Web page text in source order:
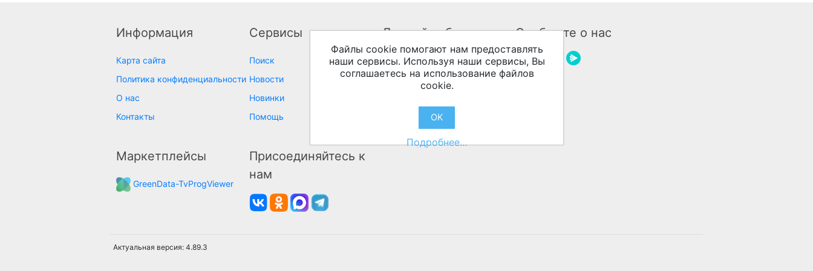
Информация
Карта сайта
Политика конфиденциальности
О нас
Контакты
Сервисы
Поиск
Новости
Новинки
Помощь
Личный кабинет
Личный кабинет
Сообщите о нас
Маркетплейсы
GreenData-TvProgViewer
Присоединяйтесь к
нам
Актуальная версия: 4.89.3
Файлы cookie помогают нам предоставлять
наши сервисы. Используя наши сервисы, Вы
соглашаетесь на использование файлов
cookie.
OK
Подробнее...